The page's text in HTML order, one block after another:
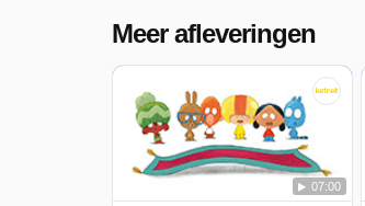
Meer afleveringen
07:00